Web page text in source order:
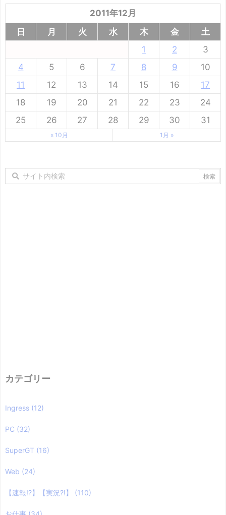
2011年12月
日
月 火 水 木 金
土
1
2
3
4
5 6 7 8 9
10
11
12 13 14 15 16
17
18
19 20 21 22 23
24
25
26 27 28 29 30 31
« 10月 1月 »
カテゴリー
Ingress (12)
PC (32)
SuperGT (16)
Web (24)
【速報!?】【実況?!】 (110)